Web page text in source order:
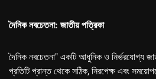
দৈনিক নবচেতনা: জাতীয় পত্রিকা
দৈনিক নবচেতনা" একটি আধুনিক ও নির্ভরযোগ্য
প্রতিটি প্রান্ত থেকে সঠিক, নিরপেক্ষ এবং